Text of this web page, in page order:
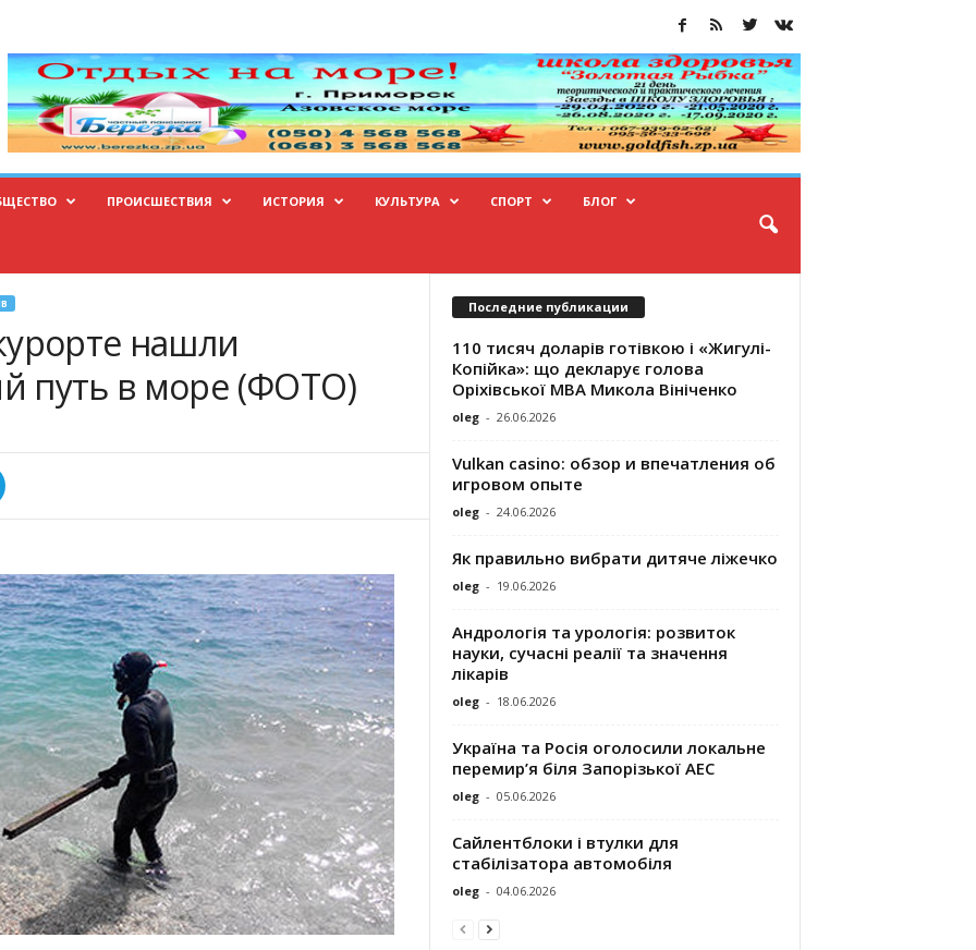
ПРОИСШЕСТВИЯ ИСТОРИЯ КУЛЬТУРА СПОРТ БЛОГ
нашли
путь в море (ФОТО)
Последние публикации
110 тисяч доларів готівкою і «Жигулі-
Копійка»: що декларує голова
Оріхівської МВА Микола Вініченко
oleg - 26.06.2026
Vulkan casino: обзор и впечатления об
игровом опыте
oleg - 24.06.2026
Як правильно вибрати дитяче ліжечко
oleg - 19.06.2026
Андрологія та урологія: розвиток
науки, сучасні реалії та значення
лікарів
oleg - 18.06.2026
Україна та Росія оголосили локальне
перемир’я біля Запорізької АЕС
oleg - 05.06.2026
Сайлентблоки і втулки для
стабілізатора автомобіля
oleg - 04.06.2026